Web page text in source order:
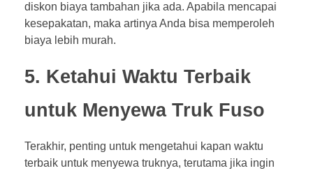
diskon biaya tambahan jika ada. Apabila mencapai
kesepakatan, maka artinya Anda bisa memperoleh
biaya lebih murah.
5. Ketahui Waktu Terbaik
untuk Menyewa Truk Fuso
Terakhir, penting untuk mengetahui kapan waktu
terbaik untuk menyewa truknya, terutama jika ingin